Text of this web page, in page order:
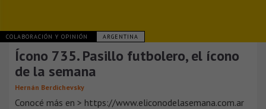
COLABORACIÓN Y OPINIÓN ARGENTINA
Ícono 735. Pasillo futbolero, el ícono
de la semana
Hernán Berdichevsky
Conocé más en > https://www.eliconodelasemana.com.ar